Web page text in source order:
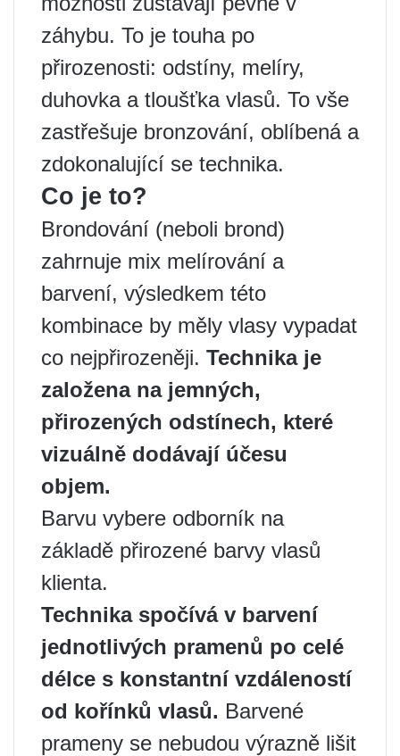
záhybu. To je touha po
přirozenosti: odstíny, melíry,
duhovka a tloušťka vlasů. To vše
zastřešuje bronzování, oblíbená a
zdokonalující se technika.
Co je to?
Brondování (neboli brond)
zahrnuje mix melírování a
barvení, výsledkem této
kombinace by měly vlasy vypadat
co nejpřirozeněji. Technika je
založena na jemných,
přirozených odstínech, které
vizuálně dodávají účesu
objem.
Barvu vybere odborník na
základě přirozené barvy vlasů
klienta.
Technika spočívá v barvení
jednotlivých pramenů po celé
délce s konstantní vzdáleností
od kořínků vlasů. Barvené
prameny se nebudou výrazně lišit